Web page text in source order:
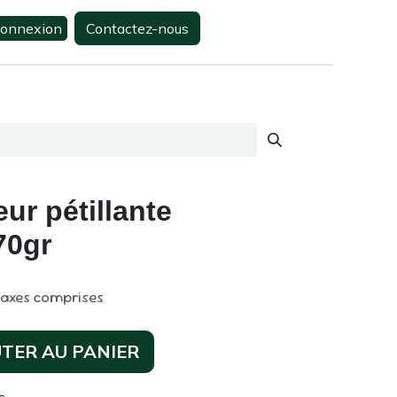
Contactez-nous
pétillante
comprises
AU PANIER